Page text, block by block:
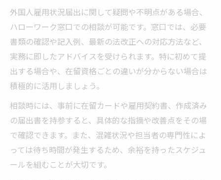
外国人雇用状況届出に関して疑問や不明点がある場合、
ハローワーク窓口での相談が可能です。窓口では、必要
書類の確認や記入例、最新の法改正への対応方法など、
実務に即したアドバイスを受けられます。特に初めて提
出する場合や、在留資格ごとの違いが分からない場合は
積極的に活用しましょう。
相談時には、事前に在留カードや雇用契約書、作成済み
の届出書を持参すると、具体的な指摘や改善点をその場
で確認できます。また、混雑状況や担当者の専門性によ
っては待ち時間が発生するため、余裕を持ったスケジュ
ールを組むことが大切です。